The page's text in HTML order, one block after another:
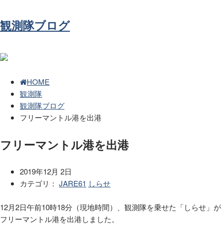
観測隊ブログ
HOME
観測隊
観測隊ブログ
フリーマントル港を出港
フリーマントル港を出港
2019年12月 2日
カテゴリ： JARE61 しらせ
12月2日午前10時18分（現地時間）、観測隊を乗せた「しらせ」が
フリーマントル港を出港しました。